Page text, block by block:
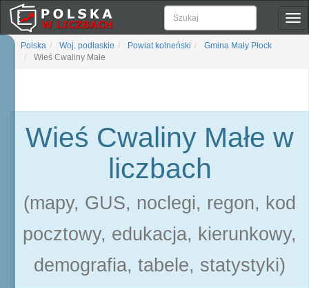
Polska Woj. podlaskie Powiat kolneński
Gmina Mały Płock
Wieś Cwaliny Małe
Wieś Cwaliny Małe w
liczbach
(mapy, GUS, noclegi, regon, kod
pocztowy, edukacja, kierunkowy,
demografia, tabele, statystyki)